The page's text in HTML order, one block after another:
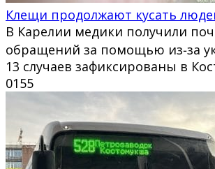
Клещи продолжают кусать
В Карелии медики получили
обращений за помощью из‑за
13 случаев зафиксированы в
0155